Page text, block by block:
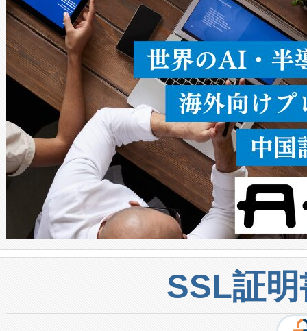
うにします。遠距離まで届く
密度なスキャ […]
SSL証